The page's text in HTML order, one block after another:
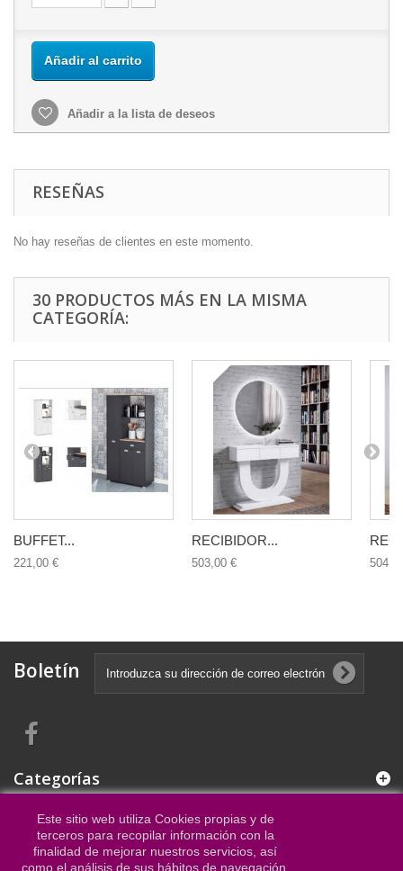
Añadir al carrito
Añadir a la lista de deseos
RESEÑAS
No hay reseñas de clientes en este momento.
30 PRODUCTOS MÁS EN LA MISMA
CATEGORÍA:
BUFFET...
221,00 €
RECIBIDOR...
503,00 €
Boletín
Categorías
Información
Este sitio web utiliza Cookies propias y de
terceros para recopilar información con la
finalidad de mejorar nuestros servicios, así
como el análisis de sus hábitos de navegación.